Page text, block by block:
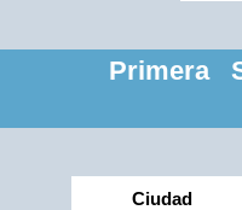
Primera
Ciudad